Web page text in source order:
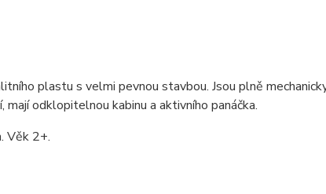
plastu s velmi pevnou stavbou. Jsou plně
odklopitelnou kabinu a aktivního panáčka.
Věk 2+.